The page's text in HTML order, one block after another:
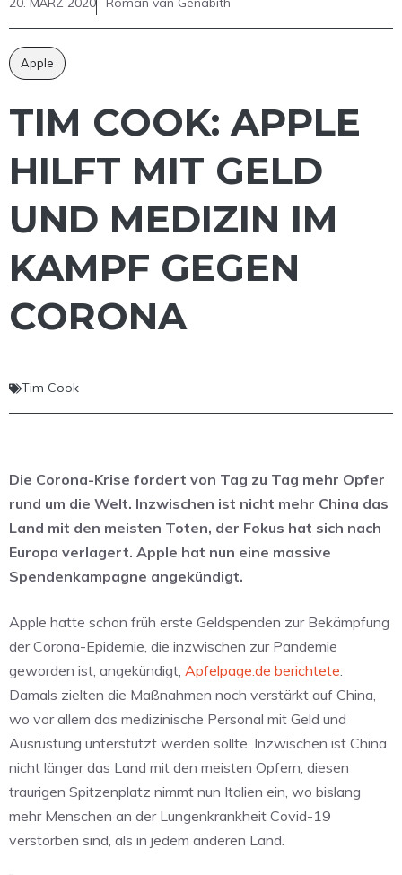
Apple
TIM COOK: APPLE
HILFT MIT GELD
UND MEDIZIN IM
KAMPF GEGEN
CORONA
Tim Cook
Die Corona-Krise fordert von Tag zu Tag mehr Opfer
rund um die Welt. Inzwischen ist nicht mehr China das
Land mit den meisten Toten, der Fokus hat sich nach
Europa verlagert. Apple hat nun eine massive
Spendenkampagne angekündigt.
Apple hatte schon früh erste Geldspenden zur Bekämpfung
der Corona-Epidemie, die inzwischen zur Pandemie
geworden ist, angekündigt, Apfelpage.de berichtete.
Damals zielten die Maßnahmen noch verstärkt auf China,
wo vor allem das medizinische Personal mit Geld und
Ausrüstung unterstützt werden sollte. Inzwischen ist China
nicht länger das Land mit den meisten Opfern, diesen
traurigen Spitzenplatz nimmt nun Italien ein, wo bislang
mehr Menschen an der Lungenkrankheit Covid-19
verstorben sind, als in jedem anderen Land.